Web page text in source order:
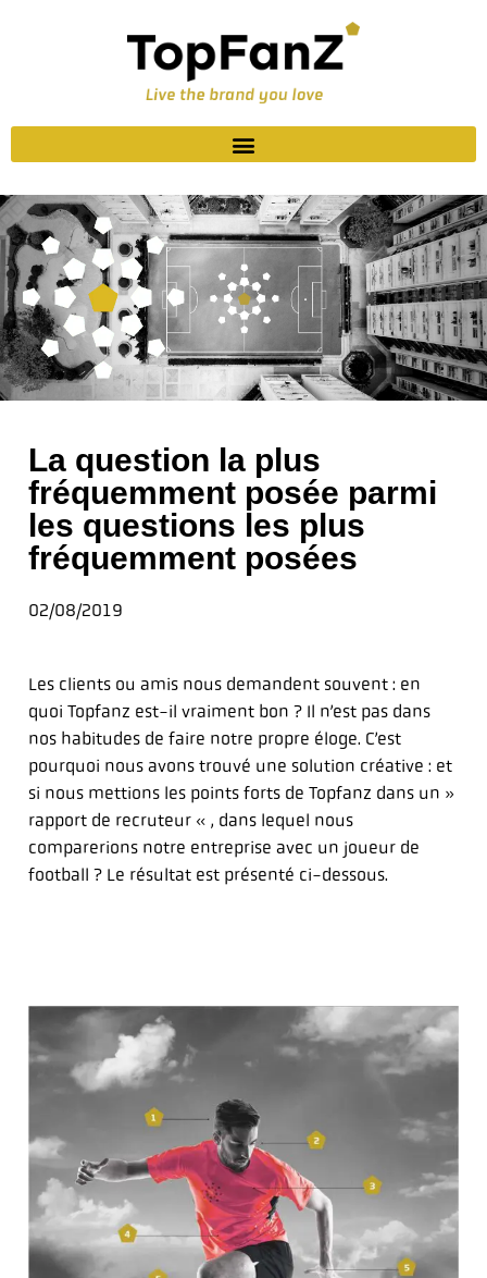
La question la plus
fréquemment posée parmi
les questions les plus
fréquemment posées
02/08/2019
Les clients ou amis nous demandent souvent : en
quoi Topfanz est-il vraiment bon ? Il n’est pas dans
nos habitudes de faire notre propre éloge. C’est
pourquoi nous avons trouvé une solution créative : et
si nous mettions les points forts de Topfanz dans un »
rapport de recruteur « , dans lequel nous
comparerions notre entreprise avec un joueur de
football ? Le résultat est présenté ci-dessous.